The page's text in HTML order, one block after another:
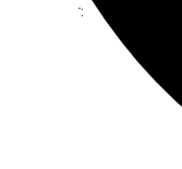
Compartir: